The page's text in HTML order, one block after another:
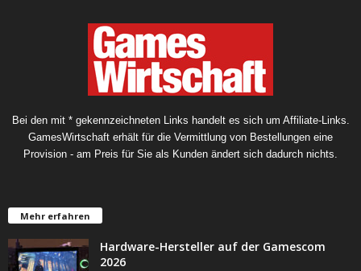
Bei den mit * gekennzeichneten Links handelt es sich um Affiliate-Links.
GamesWirtschaft erhält für die Vermittlung von Bestellungen eine
Provision - am Preis für Sie als Kunden ändert sich dadurch nichts.
Mehr erfahren
Hardware-Hersteller auf der Gamescom
2026